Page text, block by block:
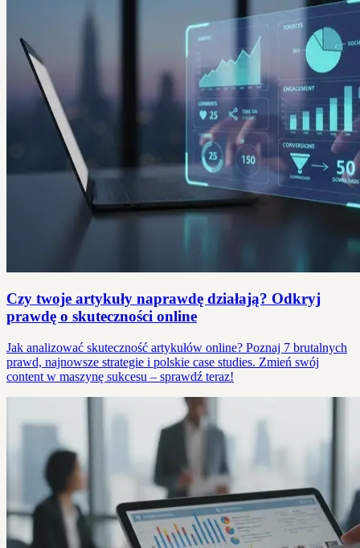
Czy twoje artykuły naprawdę działają? Odkryj
prawdę o skuteczności online
Jak analizować skuteczność artykułów online? Poznaj 7 brutalnych
prawd, najnowsze strategie i polskie case studies. Zmień swój
content w maszynę sukcesu – sprawdź teraz!